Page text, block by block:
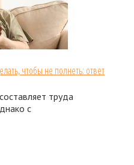
чтобы не полнеть: ответ
труда
с